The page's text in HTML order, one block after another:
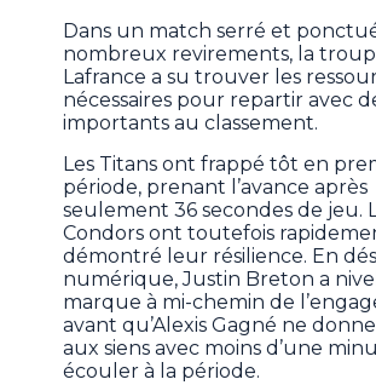
Dans un match serré et
nombreux revirements, la
Lafrance a su trouver les
nécessaires pour repartir avec
importants au classement.
Les Titans ont frappé tôt en
période, prenant l’avance après
seulement 36 secondes de jeu.
Condors ont toutefois
démontré leur résilience. En
numérique, Justin Breton a
marque à mi-chemin de
avant qu’Alexis Gagné ne donne
aux siens avec moins d’une
écouler à la période.